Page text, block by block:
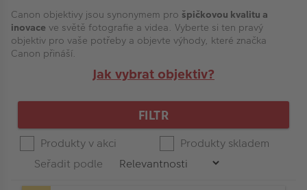
ATELIÉR
INSTAX™
TISKÁRNY A SKENERY
RÁMEČKY
enter
collapse
expand
CENA
Spodní
hranice
Horní
hranice
Značka
Canon objektivy jsou synonymem pro špičkovou kvalitu a
inovace ve světě fotografie a videa. Vyberte si ten pravý
objektiv pro vaše potřeby a objevte výhody, které značka
Canon přináší.
Jak vybrat objektiv?
Product
List
FILTR
Produkty v akci
Produkty skladem
Seřadit podle